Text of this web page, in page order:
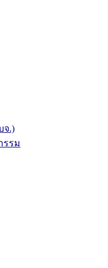
จ.)
รรม